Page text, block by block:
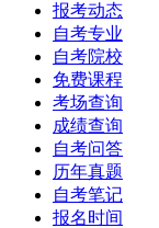
报考动态
自考专业
自考院校
免费课程
考场查询
成绩查询
自考问答
历年真题
自考笔记
报名时间